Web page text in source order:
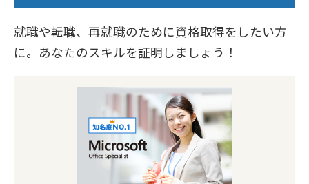
就職や転職、再就職のために資格取得をしたい方
に。あなたのスキルを証明しましょう！